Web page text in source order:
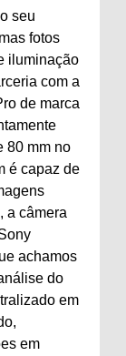
seu
fotos
iluminação
com a
de marca
80 mm no
é capaz de
a câmera
achamos
do
em
em